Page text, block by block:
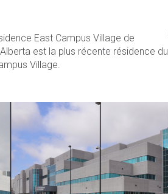
East Campus Village de
est la plus récente résidence du
Village.